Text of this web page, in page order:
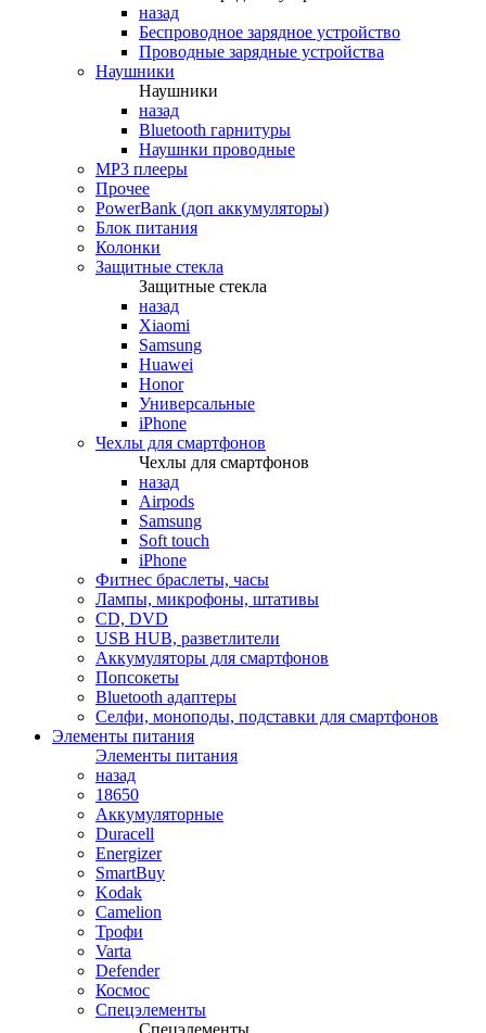
назад
Беспроводное зарядное устройство
Проводные зарядные устройства
Наушники
Наушники
назад
Bluetooth гарнитуры
Наушнки проводные
MP3 плееры
Прочее
PowerBank (доп аккумуляторы)
Блок питания
Колонки
Защитные стекла
Защитные стекла
назад
Xiaomi
Samsung
Huawei
Honor
Универсальные
iPhone
Чехлы для смартфонов
Чехлы для смартфонов
назад
Airpods
Samsung
Soft touch
iPhone
Фитнес браслеты, часы
Лампы, микрофоны, штативы
CD, DVD
USB HUB, разветлители
Аккумуляторы для смартфонов
Попсокеты
Bluetooth адаптеры
Селфи, моноподы, подставки для смартфонов
Элементы питания
Элементы питания
назад
18650
Аккумуляторные
Duracell
Energizer
SmartBuy
Kodak
Camelion
Трофи
Varta
Defender
Космос
Спецэлементы
Спецэлементы